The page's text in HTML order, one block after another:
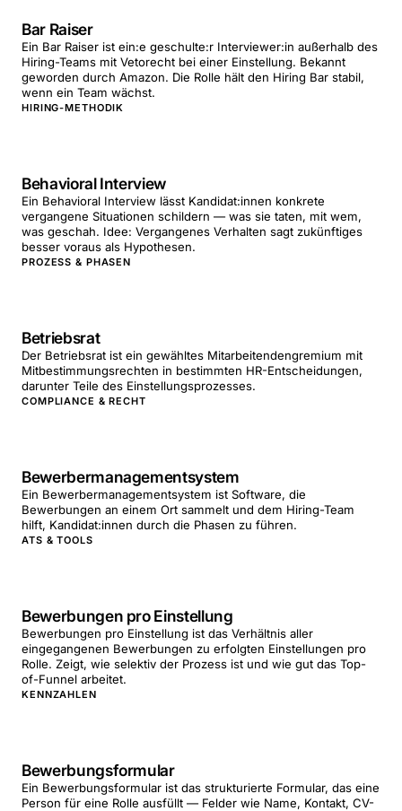
Bar Raiser
Ein Bar Raiser ist ein:e geschulte:r Interviewer:in außerhalb des
Hiring-Teams mit Vetorecht bei einer Einstellung. Bekannt
geworden durch Amazon. Die Rolle hält den Hiring Bar stabil,
wenn ein Team wächst.
HIRING-METHODIK
Behavioral Interview
Ein Behavioral Interview lässt Kandidat:innen konkrete
vergangene Situationen schildern — was sie taten, mit wem,
was geschah. Idee: Vergangenes Verhalten sagt zukünftiges
besser voraus als Hypothesen.
PROZESS & PHASEN
Betriebsrat
Der Betriebsrat ist ein gewähltes Mitarbeitendengremium mit
Mitbestimmungsrechten in bestimmten HR-Entscheidungen,
darunter Teile des Einstellungsprozesses.
COMPLIANCE & RECHT
Bewerbermanagementsystem
Ein Bewerbermanagementsystem ist Software, die
Bewerbungen an einem Ort sammelt und dem Hiring-Team
hilft, Kandidat:innen durch die Phasen zu führen.
ATS & TOOLS
Bewerbungen pro Einstellung
Bewerbungen pro Einstellung ist das Verhältnis aller
eingegangenen Bewerbungen zu erfolgten Einstellungen pro
Rolle. Zeigt, wie selektiv der Prozess ist und wie gut das Top-
of-Funnel arbeitet.
KENNZAHLEN
Bewerbungsformular
Ein Bewerbungsformular ist das strukturierte Formular, das eine
Person für eine Rolle ausfüllt — Felder wie Name, Kontakt, CV-